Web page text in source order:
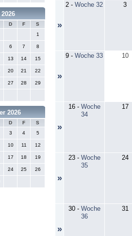
D F
S
1
6 7 8
13 14 15
20 21 22
27 28 29
2026
D F
S
3 4 5
10 11 12
17 18 19
24 25 26
»
2 - Woche 32 3
»
9 - Woche 33 10
»
16- Woche
34
17
»
23- Woche
35
24
»
30- Woche
36
31